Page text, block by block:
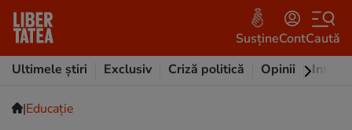
SusțineContCaută
Ultimele știri
Exclusiv Criză politică Opinii
|Educație